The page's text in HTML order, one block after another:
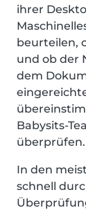
ihrer
beurteilen,
und ob der
dem
Babysits-
überprüfen.
In den
schnell